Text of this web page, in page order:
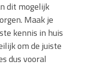
dit mogelijk
Maak je
kennis in huis
om de juiste
dus vooral